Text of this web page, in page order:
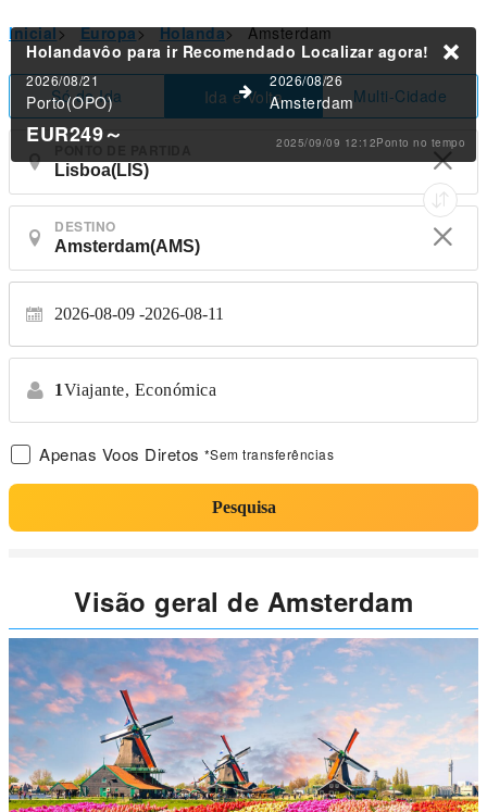
Inicial> Europa> Holanda> Amsterdam
Só de Ida Ida e Volta Multi-Cidade
DESTINO
2026-08-09 2026-08-11
1Viajante, Económica
Apenas Voos Diretos *Sem transferências
Pesquisa
Holandavôo para ir Recomendado Localizar agora!
2026/08/21
Porto(OPO)
2026/08/26
Amsterdam
EUR249～ 2025/09/09 12:12Ponto no tempo
Visão geral de Amsterdam